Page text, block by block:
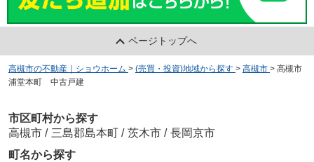
深川勇騎
太田和恵
ページトップへ
高槻市の不動産｜ショウホーム > (売買・投資)地域から探す > 高槻市 > 高槻市
浦堂本町 中古戸建
市区町村から探す
高槻市 / 三島郡島本町 / 茨木市 / 長岡京市
町名から探す